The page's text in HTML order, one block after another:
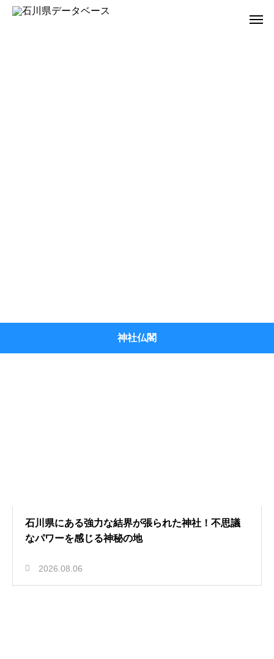
神社仏閣
石川県にある強力な結界が張られた神社！不思議
なパワーを感じる神秘の地
2026.08.06